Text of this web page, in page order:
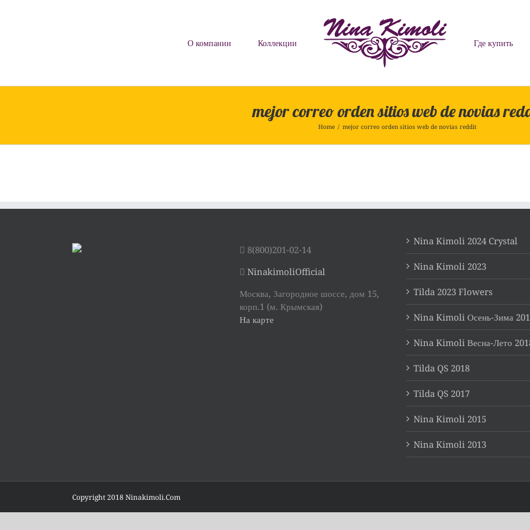
О компании Коллекции Где купить
mejor correo orden sitios web de novias
Home / mejor correo orden sitios web de novias reddit
8(800)201-02-14
NinakimoliOfficial
Москва, Загородное шоссе, дом 15,
корп.1 (м. Крымская)
На карте
Nina Kimoli 2024 Crystal
Nina Kimoli 2023
Tilda 2023 Flowers
Nina Kimoli Осень-Зима
Nina Kimoli Весна-Лето
Tilda QS 2018
Tilda QS 2017
Nina Kimoli 2015
Nina Kimoli 2013
Copyright 2018 Ninakimoli.Com